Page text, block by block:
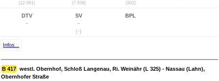
(12.961) (7.638) (902)
DTV
-
SV
-
(-)
BPL
Infos...
B 417 westl. Obernhof, Schloß Langenau, Ri. Weinähr (L 325) - Nassau (Lahn),
Obernhofer Straße